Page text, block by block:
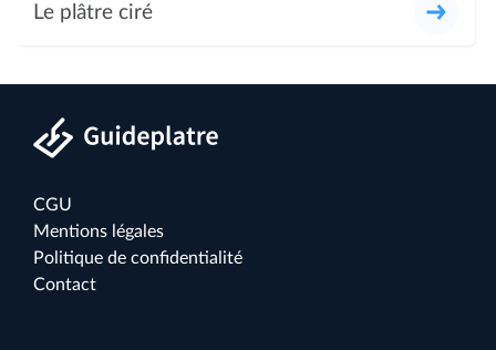
Le plâtre ciré
CGU
Mentions légales
Politique de confidentialité
Contact